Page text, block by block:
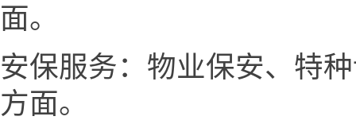
面。
安保服务：物业保安、特
方面。